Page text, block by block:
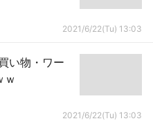
2021/6/22(Tu) 13:03
い物・ワー
ｗ
2021/6/22(Tu) 13:03